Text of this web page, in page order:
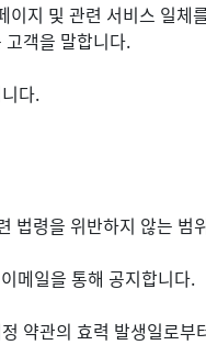
지 및 관련 서비스 일체
객을 말합니다.
다.
법령을 위반하지 않는 범
메일을 통해 공지합니다.
약관의 효력 발생일로